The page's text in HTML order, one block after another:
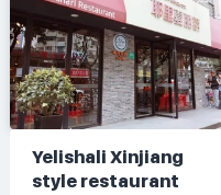
Yelishali Xinjiang
style restaurant